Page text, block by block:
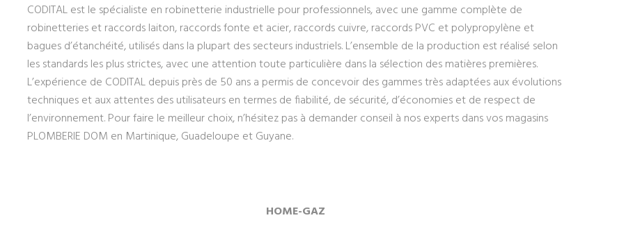
CODITAL est le spécialiste en robinetterie industrielle pour professionnels, avec une gamme complète de
robinetteries et raccords laiton, raccords fonte et acier, raccords cuivre, raccords PVC et polypropylène et
bagues d’étanchéité, utilisés dans la plupart des secteurs industriels. L’ensemble de la production est réalisé selon
les standards les plus strictes, avec une attention toute particulière dans la sélection des matières premières.
L’expérience de CODITAL depuis près de 50 ans a permis de concevoir des gammes très adaptées aux évolutions
techniques et aux attentes des utilisateurs en termes de fiabilité, de sécurité, d’économies et de respect de
l’environnement. Pour faire le meilleur choix, n’hésitez pas à demander conseil à nos experts dans vos magasins
PLOMBERIE DOM en Martinique, Guadeloupe et Guyane.
HOME-GAZ